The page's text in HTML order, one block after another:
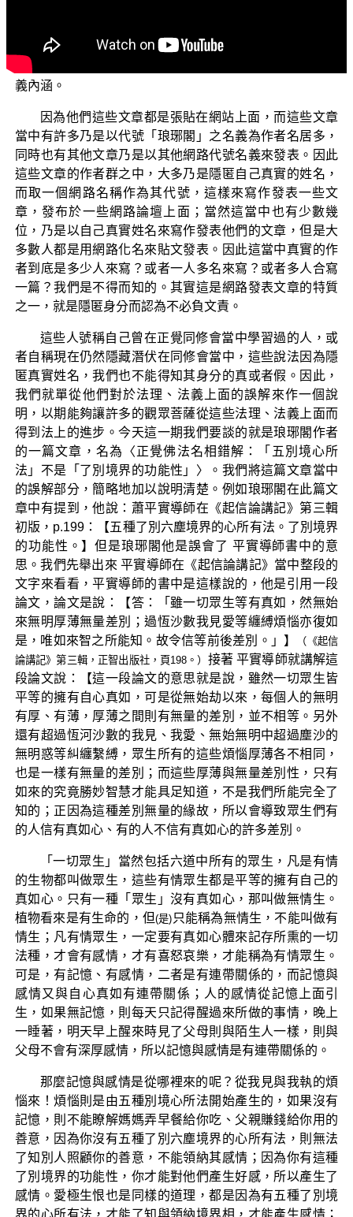
面，他們乃是以他們自己對於佛法、佛經聖典的解讀認知
作為基礎，這樣來評論正覺同修會所弘揚的三乘菩提之法
義內涵。
因為他們這些文章都是張貼在網站上面，而這些文章
當中有許多乃是以代號「琅琊閣」之名義為作者名居多，
同時也有其他文章乃是以其他網路代號名義來發表。因此
這些文章的作者群之中，大多乃是隱匿自己真實的姓名，
而取一個網路名稱作為其代號，這樣來寫作發表一些文
章，發布於一些網路論壇上面；當然這當中也有少數幾
位，乃是以自己真實姓名來寫作發表他們的文章，但是大
多數人都是用網路化名來貼文發表。因此這當中真實的作
者到底是多少人來寫？或者一人多名來寫？或者多人合寫
一篇？我們是不得而知的。其實這是網路發表文章的特質
之一，就是隱匿身分而認為不必負文責。
這些人號稱自己曾在正覺同修會當中學習過的人，或
者自稱現在仍然隱藏潛伏在同修會當中，這些說法因為隱
匿真實姓名，我們也不能得知其身分的真或者假。因此，
我們就單從他們對於法理、法義上面的誤解來作一個說
明，以期能夠讓許多的觀眾菩薩從這些法理、法義上面而
得到法上的進步。今天這一期我們要談的就是琅琊閣作者
的一篇文章，名為〈正覺佛法名相錯解：「五別境心所
法」不是「了別境界的功能性」〉。我們將這篇文章當中
的誤解部分，簡略地加以說明清楚。例如琅琊閣在此篇文
章中有提到，他說：蕭平實導師在《起信論講記》第三輯
初版，p.199：【五種了別六塵境界的心所有法。了別境界
的功能性。】但是琅琊閣他是誤會了 平實導師書中的意
思。我們先舉出來 平實導師在《起信論講記》當中整段的
文字來看看，平實導師的書中是這樣說的，他是引用一段
論文，論文是說：【答：「雖一切眾生等有真如，然無始
來無明厚薄無量差別；過恆沙數我見愛等纏縛煩惱亦復如
是，唯如來智之所能知。故令信等前後差別。」】
（《起信
論講記》第三輯，正智出版社，頁198。） 接著 平實導師就講解這
段論文說：【這一段論文的意思就是說，雖然一切眾生皆
平等的擁有自心真如，可是從無始劫以來，每個人的無明
有厚、有薄，厚薄之間則有無量的差別，並不相等。另外
還有超過恆河沙數的我見、我愛、無始無明中超過塵沙的
無明惑等糾纏繫縛，眾生所有的這些煩惱厚薄各不相同，
也是一樣有無量的差別；而這些厚薄與無量差別性，只有
如來的究竟勝妙智慧才能具足知道，不是我們所能完全了
知的；正因為這種差別無量的緣故，所以會導致眾生們有
的人信有真如心、有的人不信有真如心的許多差別。
「一切眾生」當然包括六道中所有的眾生，凡是有情
的生物都叫做眾生，這些有情眾生都是平等的擁有自己的
真如心。只有一種「眾生」沒有真如心，那叫做無情生。
植物看來是有生命的，但(是) 只能稱為無情生，不能叫做有
情生；凡有情眾生，一定要有真如心體來記存所熏的一切
法種，才會有感情，才有喜怒哀樂，才能稱為有情眾生。
可是，有記憶、有感情，二者是有連帶關係的，而記憶與
感情又與自心真如有連帶關係；人的感情從記憶上面引
生，如果無記憶，則每天只記得醒過來所做的事情，晚上
一睡著，明天早上醒來時見了父母則與陌生人一樣，則與
父母不會有深厚感情，所以記憶與感情是有連帶關係的。
那麼記憶與感情是從哪裡來的呢？從我見與我執的煩
惱來！煩惱則是由五種別境心所法開始產生的，如果沒有
記憶，則不能瞭解媽媽弄早餐給你吃、父親賺錢給你用的
善意，因為你沒有五種了別六塵境界的心所有法，則無法
了知別人照顧你的善意，不能領納其感情；因為你有這種
了別境界的功能性，你才能對他們產生好感，所以產生了
感情。愛極生恨也是同樣的道理，都是因為有五種了別境
界的心所有法，才能了知與領納境界相，才能產生感情；